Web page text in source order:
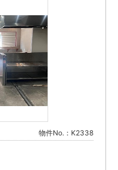
物件No.：K2338